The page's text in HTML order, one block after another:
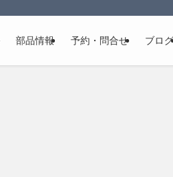
部品情報 予約・問合せ ブログ